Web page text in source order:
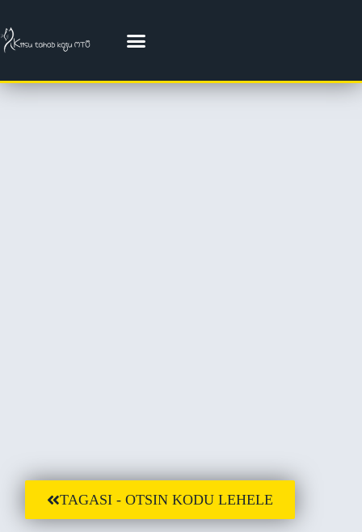
TAGASI - OTSIN KODU LEHELE